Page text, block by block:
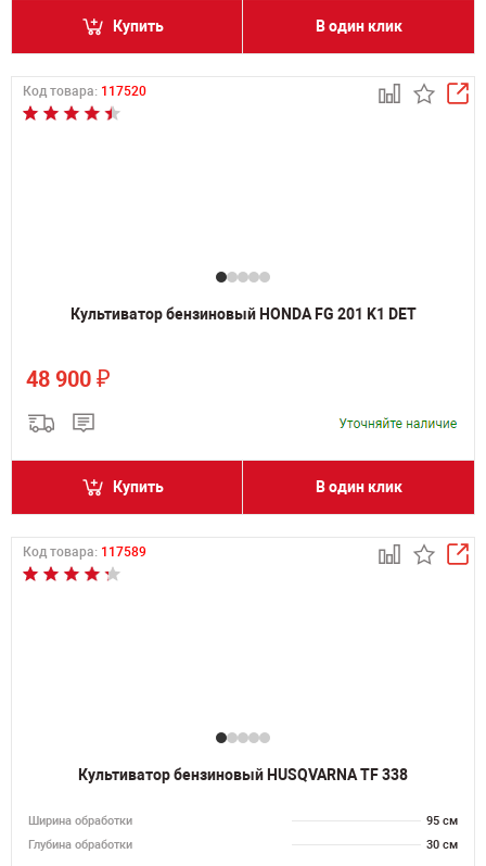
Купить В один клик
Код товара: 117520
Культиватор бензиновый HONDA FG 201 K1 DET
48 900 ₽
Купить В один клик
Код товара: 117589
Культиватор бензиновый HUSQVARNA TF 338
Ширина обработки
95 см
Глубина обработки
30 см